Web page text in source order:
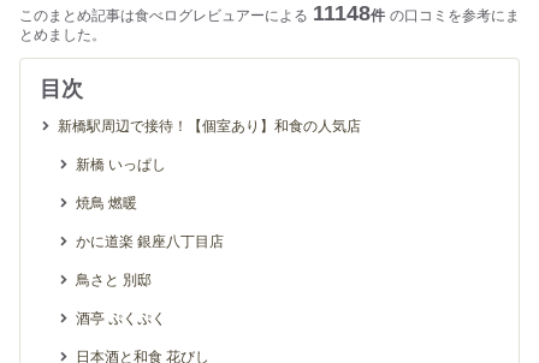
このまとめ記事は食べログレビュアーによる 11148件 の口コミを参考にま
とめました。
目次
新橋駅周辺で接待！【個室あり】和食の人気店
新橋 いっぱし
焼鳥 燃暖
かに道楽 銀座八丁目店
鳥さと 別邸
酒亭 ぷくぷく
日本酒と和食 花びし